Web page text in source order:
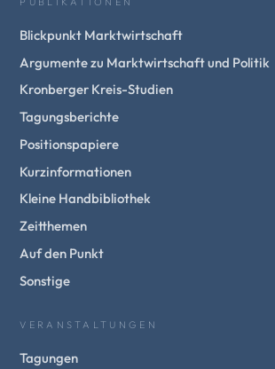
Blickpunkt Marktwirtschaft
Argumente zu Marktwirtschaft und Politik
Kronberger Kreis-Studien
Tagungsberichte
Positionspapiere
Kurzinformationen
Kleine Handbibliothek
Zeitthemen
Auf den Punkt
Sonstige
VERANSTALTUNGEN
Tagungen